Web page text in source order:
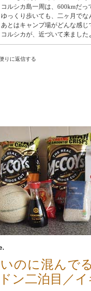
コルシカ島一周は、600kmだっ
ゆっくり歩いても、二ヶ月でな
あとはキャンプ場がどんな感じ
コルシカが、近づいて来ました
りに返信する
のに混んで
ン二泊目／イ